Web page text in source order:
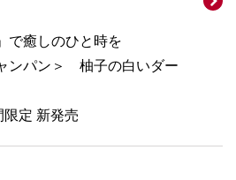
で癒しのひと時を
ンパン＞ 柚子の白いダー
定 新発売